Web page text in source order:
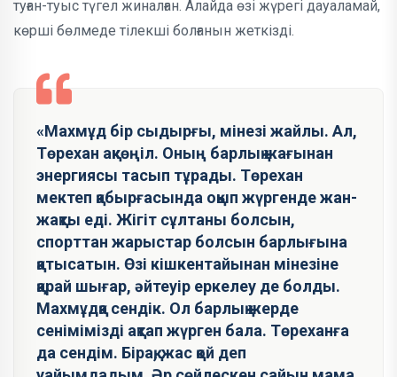
туған-туыс түгел жиналған. Алайда өзі жүрегі дауаламай,
көрші бөлмеде тілекші болғанын жеткізді.
«Махмұд бір сыдырғы, мінезі жайлы. Ал,
Төрехан ақкөңіл. Оның барлық жағынан
энергиясы тасып тұрады. Төрехан
мектеп қабырғасында оқып жүргенде жан-
жақты еді. Жігіт сұлтаны болсын,
спорттан жарыстар болсын барлығына
қатысатын. Өзі кішкентайынан мінезіне
қарай шығар, әйтеуір еркелеу де болды.
Махмұдқа сендік. Ол барлық жерде
сенімімізді ақтап жүрген бала. Төреханға
да сендім. Бірақ, жас қой деп